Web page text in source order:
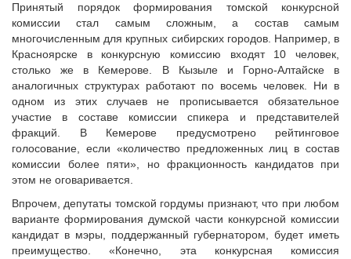
Принятый порядок формирования томской конкурсной
комиссии стал самым сложным, а состав самым
многочисленным для крупных сибирских городов. Например, в
Красноярске в конкурсную комиссию входят 10 человек,
столько же в Кемерове. В Кызыле и Горно-Алтайске в
аналогичных структурах работают по восемь человек. Ни в
одном из этих случаев не прописывается обязательное
участие в составе комиссии спикера и представителей
фракций. В Кемерове предусмотрено рейтинговое
голосование, если «количество предложенных лиц в состав
комиссии более пяти», но фракционность кандидатов при
этом не оговаривается.
Впрочем, депутаты томской гордумы признают, что при любом
варианте формирования думской части конкурсной комиссии
кандидат в мэры, поддержанный губернатором, будет иметь
преимущество. «Конечно, эта конкурсная комиссия